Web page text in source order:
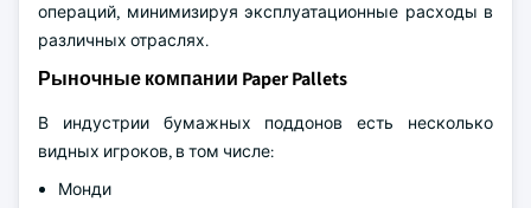
операций, минимизируя эксплуатационные расходы в
различных отраслях.
Рыночные компании Paper Pallets
В индустрии бумажных поддонов есть несколько
видных игроков, в том числе:
Монди